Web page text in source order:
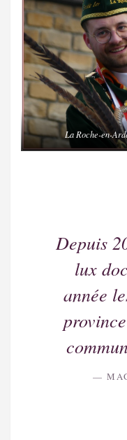
La Roche-en-
Depuis
lux
année
—